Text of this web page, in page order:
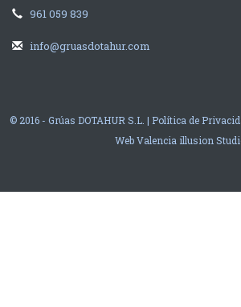
961 059 839
info@gruasdotahur.com
© 2016 - Grúas DOTAHUR S.L. | Política de
Web Valenciaillusion